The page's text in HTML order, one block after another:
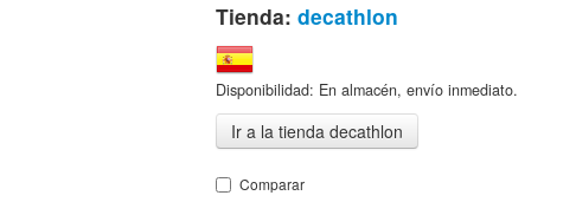
Tienda: decathlon
Disponibilidad: En almacén, envío inmediato.
Ir a la tienda decathlon
Comparar